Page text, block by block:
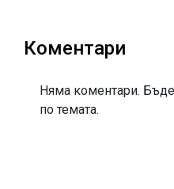
Коментари
Няма коментари.
по темата.